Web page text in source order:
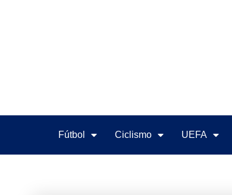
Fútbol Ciclismo UEFA